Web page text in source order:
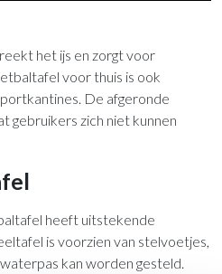
het ijs en zorgt voor
voor thuis is ook
De afgeronde
gebruikers zich niet kunnen
heeft uitstekende
is voorzien van stelvoetjes,
kan worden gesteld.